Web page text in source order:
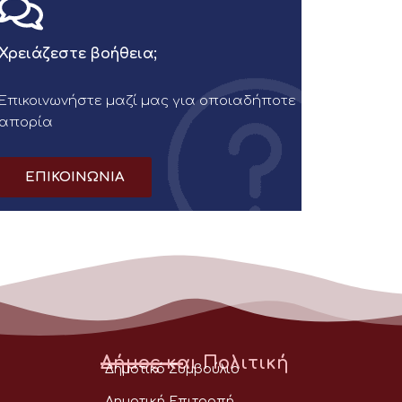
Χρειάζεστε βοήθεια;
Επικοινωνήστε μαζί μας για οποιαδήποτε
απορία
ΕΠΙΚΟΙΝΩΝΙΑ
Δήμος και Πολιτική
Δημοτικό Συμβούλιο